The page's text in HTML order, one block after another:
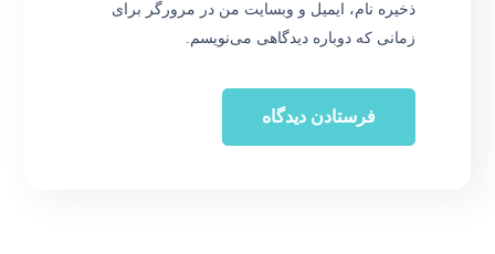
ذخیره نام، ایمیل و وبسایت من در مرورگر برای
زمانی که دوباره دیدگاهی می‌نویسم.